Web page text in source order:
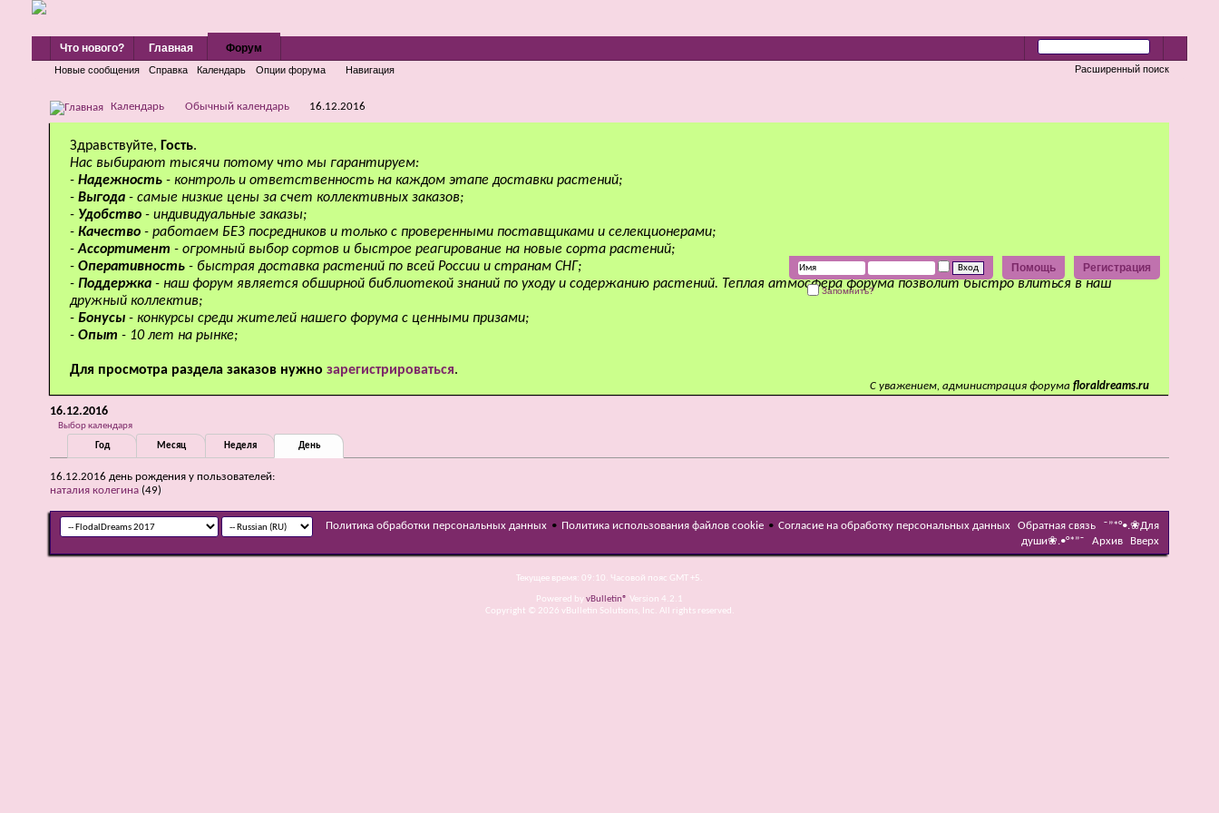
Регистрация
Помощь
Запомнить?
Что нового? Главная Форум
Новые сообщения Справка Календарь Опции форума Навигация Расширенный поиск
Календарь Обычный календарь 16.12.2016
Здравствуйте, Гость.
Нас выбирают тысячи потому что мы гарантируем:
- Надежность - контроль и ответственность на каждом этапе доставки растений;
- Выгода - самые низкие цены за счет коллективных заказов;
- Удобство - индивидуальные заказы;
- Качество - работаем БЕЗ посредников и только с проверенными поставщиками и селекционерами;
-Ассортимент - огромный выбор сортов и быстрое реагирование на новые сорта растений;
- Оперативность - быстрая доставка растений по всей России и странам СНГ;
- Поддержка - наш форум является обширной библиотекой знаний по уходу и содержанию растений. Теплая атмосфера форума позволит быстро влиться в наш
дружный коллектив;
- Бонусы - конкурсы среди жителей нашего форума с ценными призами;
- Опыт - 10 лет на рынке;
Для просмотра раздела заказов нужно зарегистрироваться.
С уважением, администрация форума floraldreams.ru
16.12.2016
Выбор календаря
Год
Месяц Неделя День
16.12.2016 день рождения у пользователей:
наталия колегина (49)
Политика обработки персональных данных • Политика использования файлов cookie • Согласие на обработку персональных данных Обратная связь
˜”*°•.❀Для
души❀.•°*”˜
Архив Вверх
Текущее время: 09:10. Часовой пояс GMT +5.
Powered byvBulletin® Version 4.2.1
Copyright © 2026 vBulletin Solutions, Inc. All rights reserved.